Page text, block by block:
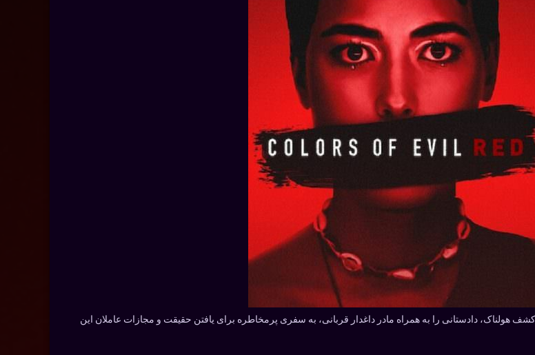
دادستانی را به همراه مادر داغدار قربانی، به سفری پرمخاطره برای یافتن حقیقت و مجازات عاملان این